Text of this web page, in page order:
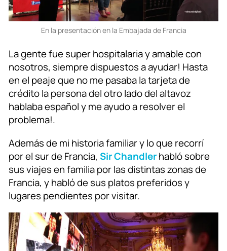
En la presentación en la Embajada de Francia
La gente fue super hospitalaria y amable con
nosotros, siempre dispuestos a ayudar! Hasta
en el peaje que no me pasaba la tarjeta de
crédito la persona del otro lado del altavoz
hablaba español y me ayudo a resolver el
problema!.
Además de mi historia familiar y lo que recorrí
por el sur de Francia, Sir Chandlerhabló sobre
sus viajes en familia por las distintas zonas de
Francia, y habló de sus platos preferidos y
lugares pendientes por visitar.